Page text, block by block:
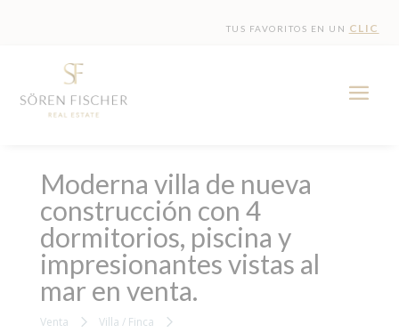
TUS FAVORITOS EN UN CLIC
Moderna villa de nueva
construcción con 4
dormitorios, piscina y
impresionantes vistas al
mar en venta.
Venta
Villa / Finca